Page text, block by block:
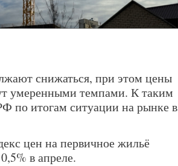
снижаться, при этом цены
умеренными темпами. К таким
итогам ситуации на рынке в
цен на первичное жильё
в апреле.